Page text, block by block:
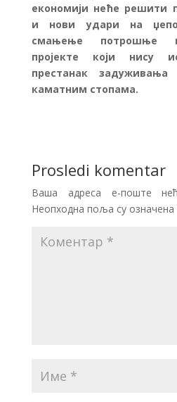
економији неће решити
и нови удари на
смањење потрошње
пројекте који нису
престанак
каматним стопама.
Prosledi komentar
Ваша адреса е-поште
Неопходна поља су означена